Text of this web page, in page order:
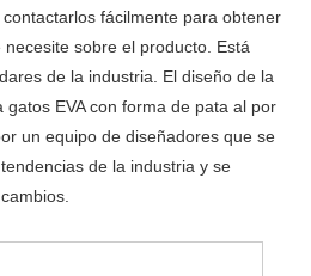
fácilmente para obtener
sobre el producto. Está
de la industria. El diseño de la
EVA con forma de pata al por
un equipo de diseñadores que se
de la industria y se